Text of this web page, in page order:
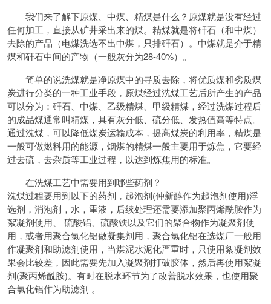
我们来了解下原煤、中煤、精煤是什么？原煤就是没有经过
任何加工，直接从矿井采出来的煤。精煤就是将矸石（和中煤）
去除的产品（电煤洗选不出中煤，只排矸石）。中煤就是介于精
煤和矸石中间的产物（一般灰分为28-40%）。
简单的说洗煤就是净原煤中的寻质去除，将优质煤和劣质煤
炭进行分类的一种工业手段，原煤经过洗煤工艺后所产生的产品
可以分为：矸石、中煤、乙级精煤、甲级精煤，经过洗煤过程后
的成品煤通常叫精煤，具有灰分低、硫分低、发热值高等特点。
通过洗煤，可以降低煤炭运输成本，提高煤炭的利用率，精煤是
一般可做燃料用的能源，烟煤的精煤一般主要用于炼焦，它要经
过去硫，去杂质等工业过程，以达到炼焦用的标准。
在洗煤工艺中需要用到哪些药剂？
洗煤过程要用到以下的药剂，起泡剂(仲新醇作为起泡剂使用)浮
选剂，消泡剂，水，重液，后续处理还需要添加聚丙烯酰胺作为
絮凝剂使用、 硫酸铝、硫酸铁以及它们的聚合物作为凝聚剂使
用，或者用聚合氯化铝做凝集剂用，聚合氯化铝在选煤厂一般用
作凝聚剂和助滤剂使用，当煤泥水泥化严重时，只使用絮凝剂效
果会比较差，因此需要先加入凝聚剂打破胶体，然后再使用絮凝
剂(聚丙烯酰胺)。有时在脱水环节为了改善脱水效果，也使用聚
合氯化铝作为助滤剂 。